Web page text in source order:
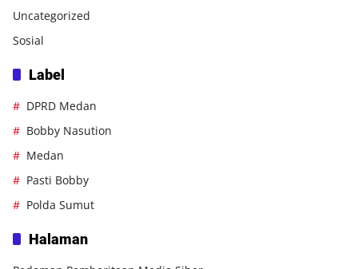
Uncategorized
Sosial
Label
DPRD Medan
Bobby Nasution
Medan
Pasti Bobby
Polda Sumut
Halaman